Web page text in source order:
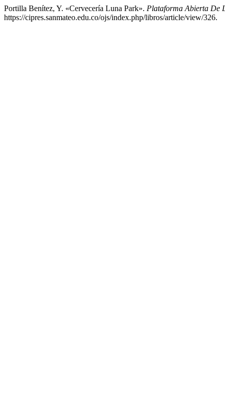
Portilla Benítez, Y. «Cervecería Luna Park». Plataforma Abierta De
https://cipres.sanmateo.edu.co/ojs/index.php/libros/article/view/326.